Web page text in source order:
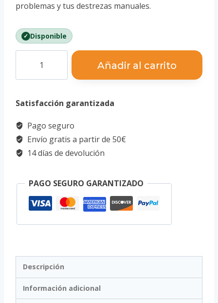
problemas y tus destrezas manuales.
Disponible
Cubo
Desafiante
cantidad
Añadir al carrito
Satisfacción garantizada
Pago seguro
Envío gratis a partir de 50€
14 días de devolución
PAGO SEGURO GARANTIZADO
Descripción
Información adicional